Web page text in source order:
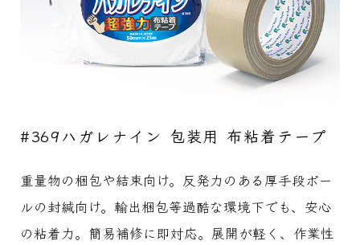
#369ハガレナイン 包装用 布粘着テープ
重量物の梱包や結束向け。反発力のある厚手段ボー
ルの封緘向け。輸出梱包等過酷な環境下でも、安心
の粘着力。簡易補修に即対応。展開が軽く、作業性